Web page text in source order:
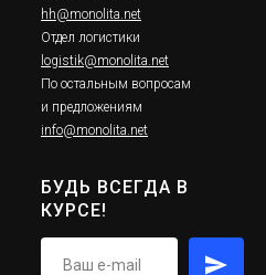
hh@monolita.net
Отдел логистики
logistik@monolita.net
По остальным вопросам
и предложениям
info@monolita.net
БУДЬ ВСЕГДА В
КУРСЕ!